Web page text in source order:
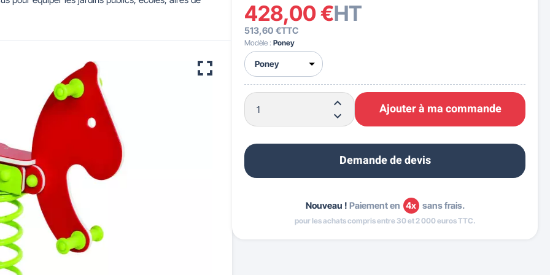
Accessibilité PMR
428,00 €HT
513,60 €TTC
Modèle :Poney
Ajouter à ma commande
Demande de devis
Nouveau ! Paiement en 4x sans frais.
pour les achats compris entre 30 et 2 000 euros TTC.